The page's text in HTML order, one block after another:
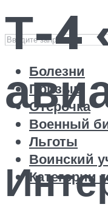
Болезни
Призыв
Отсрочка
Военный
Льготы
Воинский
Категории
Т-4